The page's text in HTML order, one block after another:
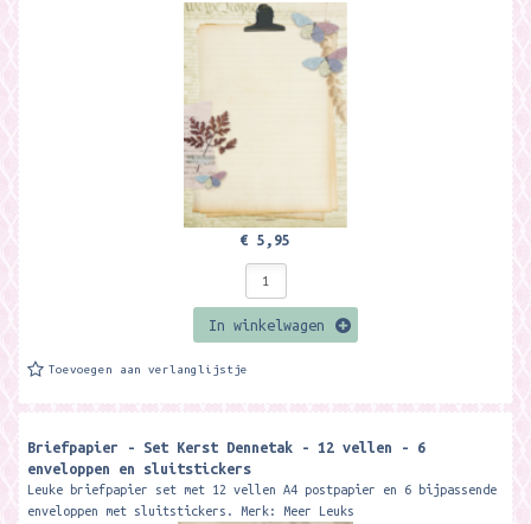
€ 5,95
In winkelwagen
Toevoegen aan verlanglijstje
Briefpapier - Set Kerst Dennetak - 12 vellen - 6
enveloppen en sluitstickers
Leuke briefpapier set met 12 vellen A4 postpapier en 6 bijpassende
enveloppen met sluitstickers. Merk: Meer Leuks